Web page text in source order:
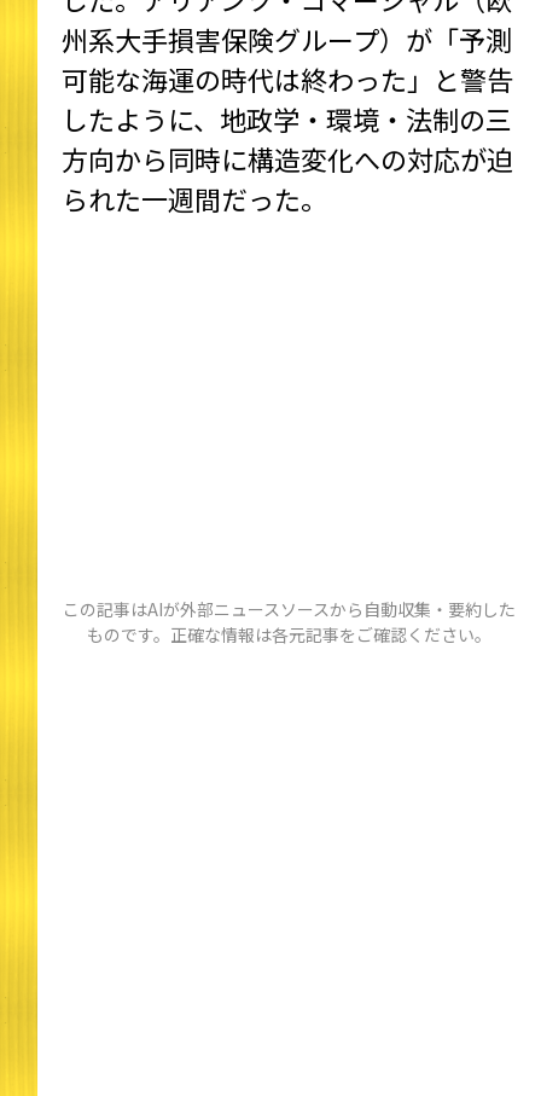
州系大手損害保険グループ）が「予測
可能な海運の時代は終わった」と警告
したように、地政学・環境・法制の三
方向から同時に構造変化への対応が迫
られた一週間だった。
この記事はAIが外部ニュースソースから自動収集・要約した
ものです。正確な情報は各元記事をご確認ください。